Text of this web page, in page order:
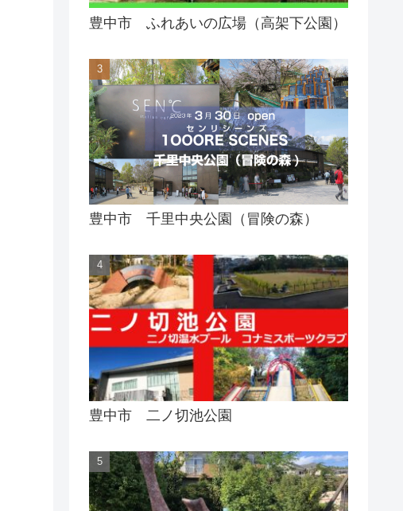
豊中市 ふれあいの広場（高架下公園）
豊中市 千里中央公園（冒険の森）
豊中市 二ノ切池公園